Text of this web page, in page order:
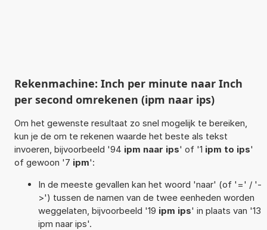
Rekenmachine: Inch per minute naar Inch
per second omrekenen (ipm naar ips)
Om het gewenste resultaat zo snel mogelijk te bereiken,
kun je de om te rekenen waarde het beste als tekst
invoeren, bijvoorbeeld '94 ipm naar ips' of '1 ipm to ips'
of gewoon '7 ipm':
In de meeste gevallen kan het woord 'naar' (of '=' / '-
>') tussen de namen van de twee eenheden worden
weggelaten, bijvoorbeeld '19 ipm ips' in plaats van '13
ipm naar ips'.